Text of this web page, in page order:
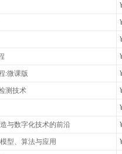
:微课版
测技术
与数字化技术的前沿
型、算法与应用